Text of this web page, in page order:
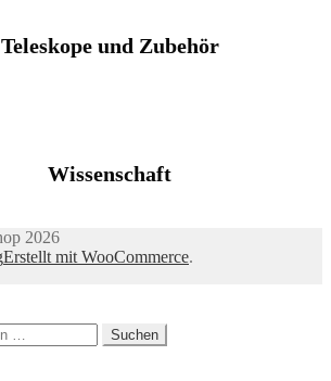
Teleskope und Zubehör
Wissenschaft
2026
Erstellt mit WooCommerce.
Suchen